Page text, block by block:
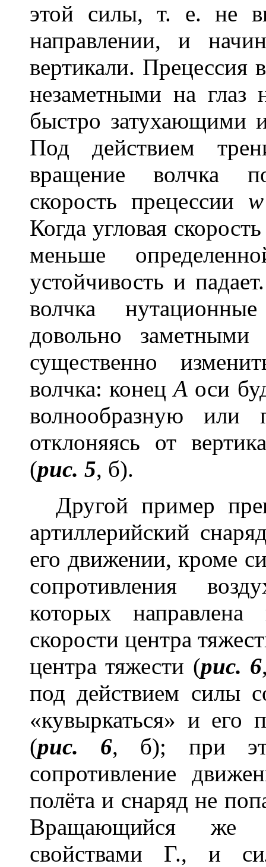
этой силы, т. е. не
направлении, и
вертикали. Прецессия
незаметными на глаз
быстро затухающими
Под действием
вращение волчка
скорость прецессии w
Когда угловая
меньше
устойчивость и
волчка
довольно заметными
существенно
волчка: конецА оси
волнообразную или
отклоняясь от
(рис. 5, б).
Другой пример
артиллерийский
его движении, кроме
сопротивления
которых направлена
скорости центра
центра тяжести (рис. 6
под действием силы
«кувыркаться» и его
(рис. 6, б); при
сопротивление
полёта и снаряд не
Вращающийся же
свойствами Г., и